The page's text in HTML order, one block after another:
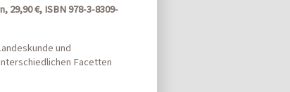
29,90 €, ISBN 978-3-8309-
und
Facetten